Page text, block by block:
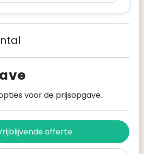
voor de prijsopgave.
offerte